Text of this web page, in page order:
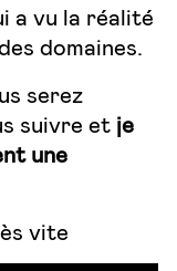
a vu la réalité
domaines.
serez
suivre et je
une
vite